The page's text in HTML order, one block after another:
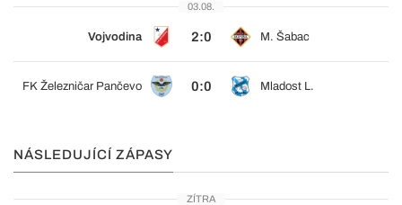
03.08.
Vojvodina 2:0 M. Šabac
FK Železničar Pančevo 0:0 Mladost L.
NÁSLEDUJÍCÍ ZÁPASY
ZÍTRA